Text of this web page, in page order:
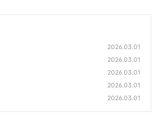
2026.03.01
2026.03.01
2026.03.01
2026.03.01
2026.03.01